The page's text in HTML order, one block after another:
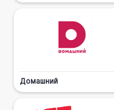
Домашний